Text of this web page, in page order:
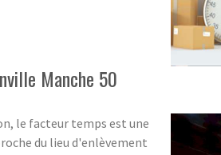
Manche 50
le facteur temps est une
du lieu d'enlèvement